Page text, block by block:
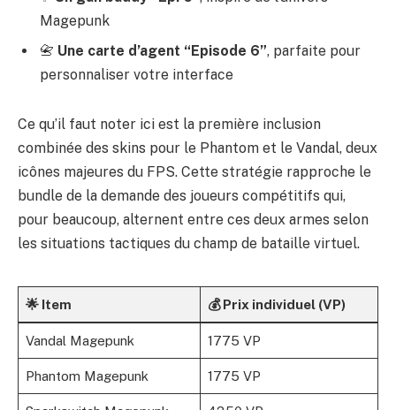
Magepunk
📇 Une carte d’agent “Episode 6”, parfaite pour
personnaliser votre interface
Ce qu’il faut noter ici est la première inclusion
combinée des skins pour le Phantom et le Vandal, deux
icônes majeures du FPS. Cette stratégie rapproche le
bundle de la demande des joueurs compétitifs qui,
pour beaucoup, alternent entre ces deux armes selon
les situations tactiques du champ de bataille virtuel.
🌟 Item 💰 Prix individuel (VP)
Vandal Magepunk 1775 VP
Phantom Magepunk 1775 VP